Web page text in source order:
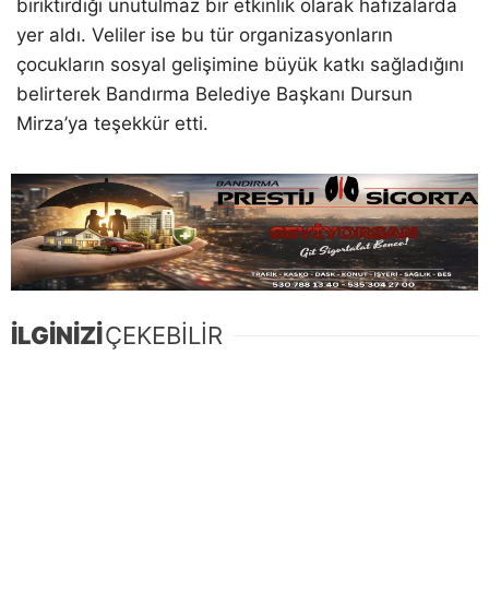
biriktirdiği unutulmaz bir etkinlik olarak hafızalarda
yer aldı. Veliler ise bu tür organizasyonların
çocukların sosyal gelişimine büyük katkı sağladığını
belirterek Bandırma Belediye Başkanı Dursun
Mirza’ya teşekkür etti.
İLGİNİZİÇEKEBİLİR